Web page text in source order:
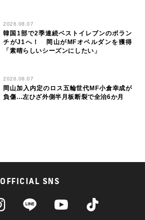
2026.08.07
韓国1部で2季連続ベストイレブンのボラン
チがJ1へ！ 岡山がMFオベルダンを獲得
「素晴らしいシーズンにしたい」
2026.08.07
岡山加入内定のロス五輪世代MF小倉幸成が
負傷…左ひざ外側半月板断裂で全治6か月
OFFICIAL SNS